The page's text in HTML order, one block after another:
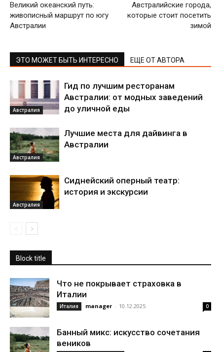
Великий океанский путь:
живописный маршрут по югу
Австралии
Австралийские города,
которые стоит посетить
зимой
ЭТО МОЖЕТ БЫТЬ ИНТЕРЕСНО ЕЩЕ ОТ АВТОРА
Австралия
Гид по лучшим ресторанам
Австралии: от модных заведений
до уличной еды
Австралия
Лучшие места для дайвинга в
Австралии
Австралия
Сиднейский оперный театр:
история и экскурсии
Block title
Что не покрывает страховка в
Италии
Италия manager - 10.12.2025 0
Банный микс: искусство сочетания
веников